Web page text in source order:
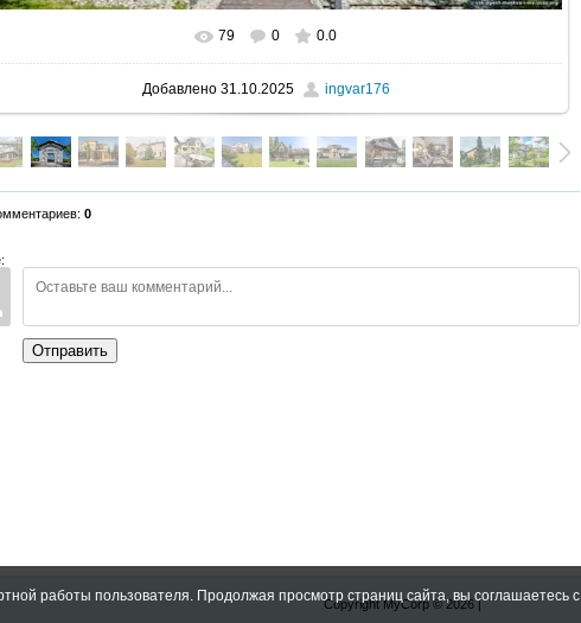
В реальном размере 1600x1067
79 0 0.0
Добавлено31.10.2025 ingvar176
: 0
Отправить
Copyright MyCorp © 2026|
работы пользователя. Продолжая просмотр страниц сайта, вы соглашаетесь с